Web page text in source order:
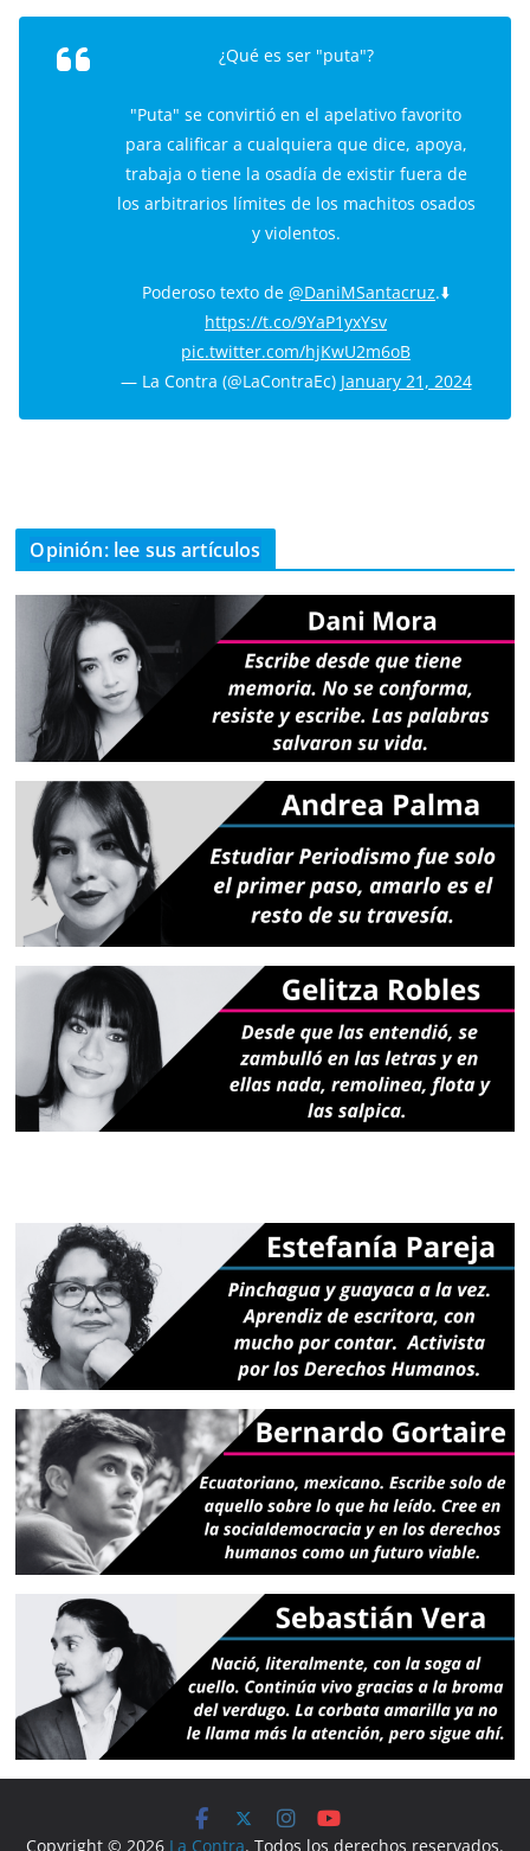
¿Qué es ser "puta"?
"Puta" se convirtió en el apelativo favorito
para calificar a cualquiera que dice, apoya,
trabaja o tiene la osadía de existir fuera de
los arbitrarios límites de los machitos osados
y violentos.
Poderoso texto de @DaniMSantacruz.⬇️
https://t.co/9YaP1yxYsv
pic.twitter.com/hjKwU2m6oB
— La Contra (@LaContraEc) January 21, 2024
Opinión: lee sus artículos
Copyright © 2026 La Contra. Todos los derechos reservados.